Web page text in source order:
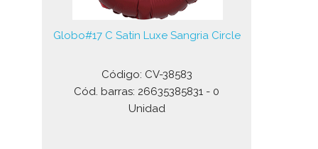
Globo#17 C Satin Luxe Sangria Circle
Código: CV-38583
Cód. barras: 26635385831 - 0
Unidad